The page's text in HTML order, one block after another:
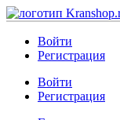
Войти
Регистрация
Войти
Регистрация